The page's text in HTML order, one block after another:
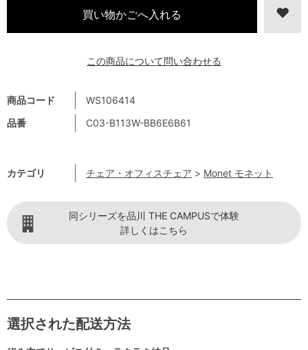
商品コード
WS106414
品番
C03-B113W-BB6E6B61
カテゴリ チェア・オフィスチェア > Monet モネット
この商品について問い合わせる
同シリーズを品川 THE CAMPUSで体験
詳しくはこちら
選択された配送方法